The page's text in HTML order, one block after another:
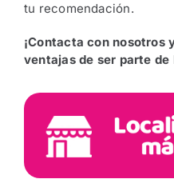
tu recomendación.
¡Contacta con nosotros
ventajas de ser parte de